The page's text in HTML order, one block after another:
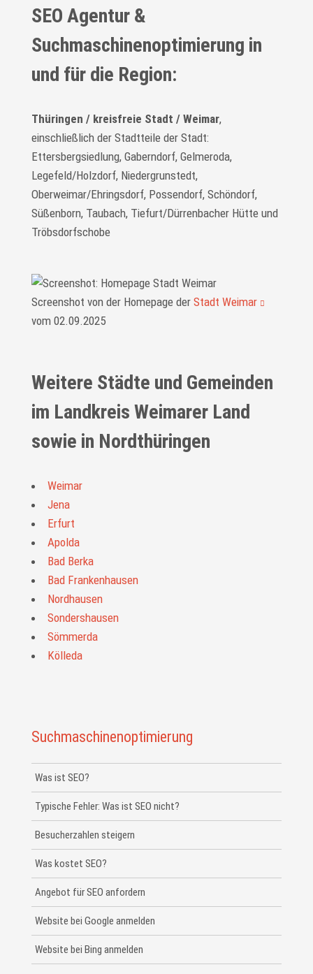
SEO Agentur &
Suchmaschinenoptimierung in
und für die Region:
Thüringen / kreisfreie Stadt / Weimar,
einschließlich der Stadtteile der Stadt:
Ettersbergsiedlung, Gaberndorf, Gelmeroda,
Legefeld/Holzdorf, Niedergrunstedt,
Oberweimar/Ehringsdorf, Possendorf, Schöndorf,
Süßenborn, Taubach, Tiefurt/Dürrenbacher Hütte und
Tröbsdorfschobe
Screenshot von der Homepage der Stadt Weimar
vom 02.09.2025
Weitere Städte und Gemeinden
im Landkreis Weimarer Land
sowie in Nordthüringen
Weimar
Jena
Erfurt
Apolda
Bad Berka
Bad Frankenhausen
Nordhausen
Sondershausen
Sömmerda
Kölleda
Suchmaschinenoptimierung
Was ist SEO?
Typische Fehler: Was ist SEO nicht?
Besucherzahlen steigern
Was kostet SEO?
Angebot für SEO anfordern
Website bei Google anmelden
Website bei Bing anmelden